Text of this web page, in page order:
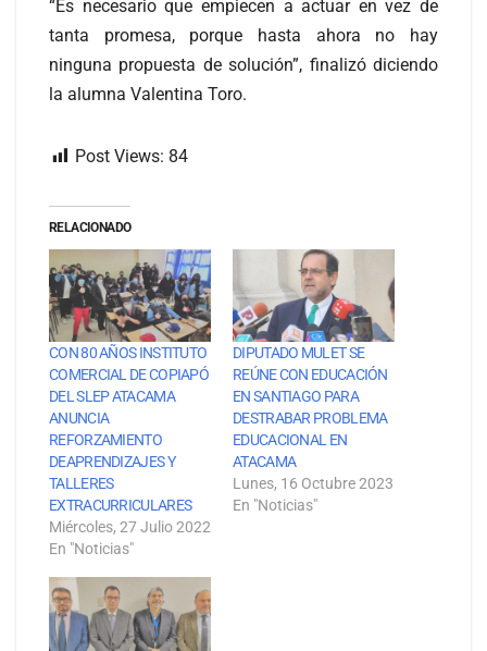
“Es necesario que empiecen a actuar en vez de
tanta promesa, porque hasta ahora no hay
ninguna propuesta de solución”, finalizó diciendo
la alumna Valentina Toro.
Post Views: 84
RELACIONADO
CON 80 AÑOS INSTITUTO
COMERCIAL DE COPIAPÓ
DEL SLEP ATACAMA
ANUNCIA
REFORZAMIENTO
DEAPRENDIZAJES Y
TALLERES
EXTRACURRICULARES
Miércoles, 27 Julio 2022
En "Noticias"
DIPUTADO MULET SE
REÚNE CON EDUCACIÓN
EN SANTIAGO PARA
DESTRABAR PROBLEMA
EDUCACIONAL EN
ATACAMA
Lunes, 16 Octubre 2023
En "Noticias"